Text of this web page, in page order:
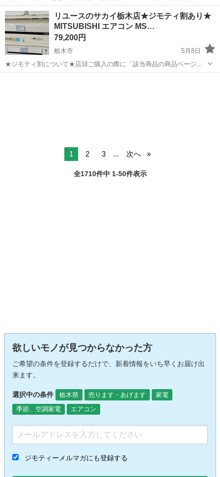
ワンルーム寮完備！赴任旅費会社負担！年間休日130日★フォークリフ
ト免許お持ちの方、活躍中！就業先食堂利用可★《神奈川県相模原
市》 人気の工場のお仕事 ◇電...
神奈川 相模原市 南橋本駅 その他
リユースのサカイ栃木店★ジモティ割あり★
MITSUBISHI エアコン MS…
79,200円
栃木市
5月8日
★ジモティ割について★店頭ご購入の際に「該当商品の商品ページ」
をスタッフまでお見せいただくことでジモティ限定価格（掲載価格の
1 2 3 ... 次へ
全1710件中 1-50件表示
欲しいモノが見つからなかった方
ご希望の条件を登録するだけで、新着情報をいち早くお届け出
来ます。
選択中の条件 栃木県 売ります・あげます
家電
季節、空調家電
エアコン
ジモティーメルマガにも登録する